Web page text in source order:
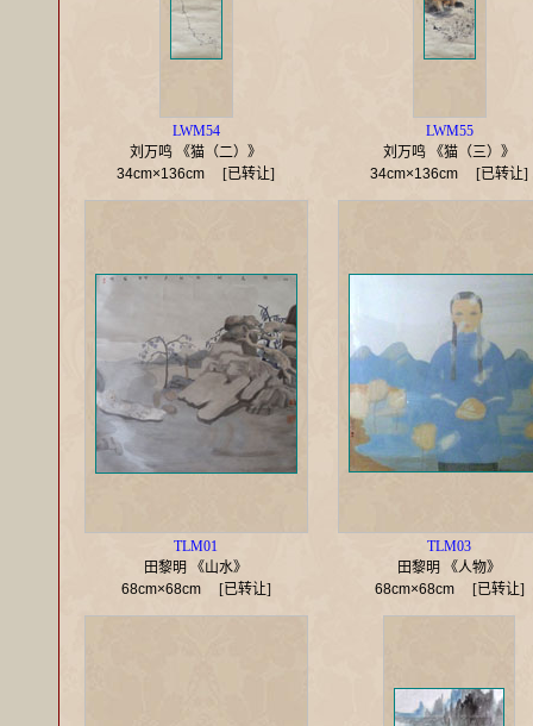
LWM54
刘万鸣 《猫（二）》
34cm×136cm
[已转让]
LWM55
刘万鸣 《猫（三）》
34cm×136cm
[已转让]
TLM01
田黎明 《山水》
68cm×68cm
[已转让]
TLM03
田黎明 《人物》
68cm×68cm
[已转让]